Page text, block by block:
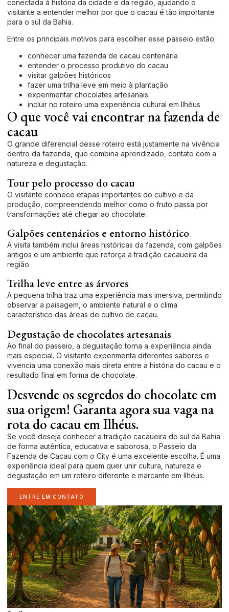
conectada à história da cidade e da região, ajudando o
visitante a entender melhor por que o cacau é tão importante
para o sul da Bahia.
Entre os principais motivos para escolher esse passeio estão:
conhecer uma fazenda de cacau centenária
entender o processo produtivo do cacau
visitar galpões históricos
fazer uma trilha leve em meio à plantação
experimentar chocolates artesanais
incluir no roteiro uma experiência cultural em Ilhéus
O que você vai encontrar na fazenda de
cacau
O grande diferencial desse roteiro está justamente na vivência
dentro da fazenda, que combina aprendizado, contato com a
natureza e degustação.
Tour pelo processo do cacau
O visitante conhece etapas importantes do cultivo e da
produção, compreendendo melhor como o fruto passa por
transformações até chegar ao chocolate.
Galpões centenários e entorno histórico
A visita também inclui áreas históricas da fazenda, com galpões
antigos e um ambiente que reforça a tradição cacaueira da
região.
Trilha leve entre as árvores
A pequena trilha traz uma experiência mais imersiva, permitindo
observar a paisagem, o ambiente natural e o clima
característico das áreas de cultivo de cacau.
Degustação de chocolates artesanais
Ao final do passeio, a degustação torna a experiência ainda
mais especial. O visitante experimenta diferentes sabores e
vivencia uma conexão mais direta entre a história do cacau e o
resultado final em forma de chocolate.
Desvende os segredos do chocolate em
sua origem! Garanta agora sua vaga na
rota do cacau em Ilhéus.
Se você deseja conhecer a tradição cacaueira do sul da Bahia
de forma autêntica, educativa e saborosa, o Passeio da
Fazenda de Cacau com o City é uma excelente escolha. É uma
experiência ideal para quem quer unir cultura, natureza e
degustação em um roteiro diferente e marcante em Ilhéus.
ENTRE EM CONTATO